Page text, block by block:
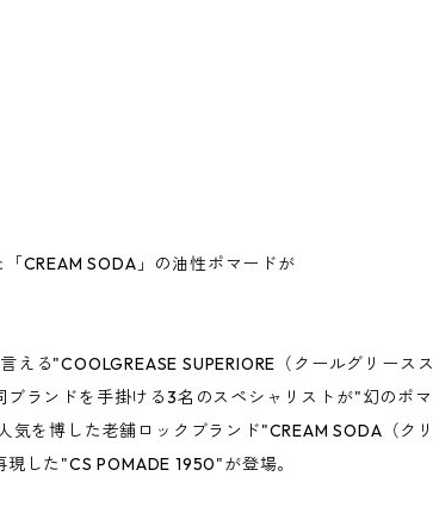
CREAM SODA」の油性ポマードが
える"COOLGREASE SUPERIORE（クールグリースス
ランドを手掛ける3名のスペシャリストが"幻のポマ
を博した老舗ロックブランド"CREAM SODA（クリ
した"CS POMADE 1950"が登場。